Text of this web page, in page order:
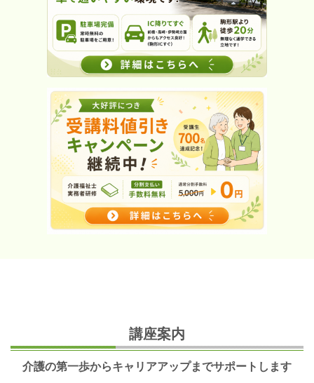
講座案内
介護の第一歩からキャリアアップまでサポートします